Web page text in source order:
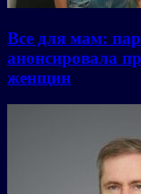
Все для мам:
анонсировала
женщин